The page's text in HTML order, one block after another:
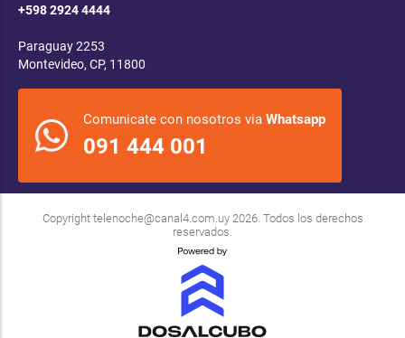
+598 2924 4444
Paraguay 2253
Montevideo, CP, 11800
Comunicate con nosotros via Whatsapp
091 444 001
Copyright telenoche@canal4.com.uy2026. Todos los derechos
reservados.